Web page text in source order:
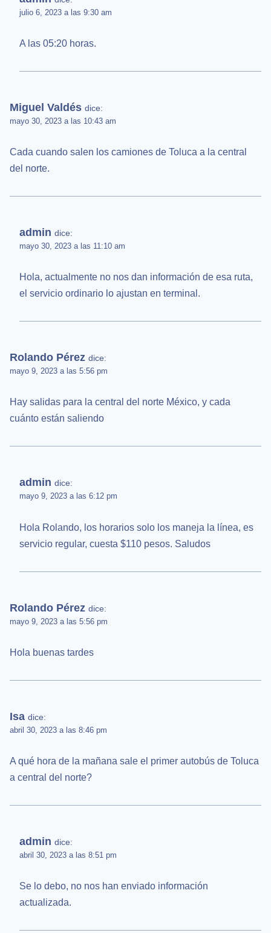
julio 6, 2023 a las 9:30 am
A las 05:20 horas.
Miguel Valdés dice:
mayo 30, 2023 a las 10:43 am
Cada cuando salen los camiones de Toluca a la central
del norte.
admin dice:
mayo 30, 2023 a las 11:10 am
Hola, actualmente no nos dan información de esa ruta,
el servicio ordinario lo ajustan en terminal.
Rolando Pérez dice:
mayo 9, 2023 a las 5:56 pm
Hay salidas para la central del norte México, y cada
cuánto están saliendo
admin dice:
mayo 9, 2023 a las 6:12 pm
Hola Rolando, los horarios solo los maneja la línea, es
servicio regular, cuesta $110 pesos. Saludos
Rolando Pérez dice:
mayo 9, 2023 a las 5:56 pm
Hola buenas tardes
Isa dice:
abril 30, 2023 a las 8:46 pm
A qué hora de la mañana sale el primer autobús de Toluca
a central del norte?
admin dice:
abril 30, 2023 a las 8:51 pm
Se lo debo, no nos han enviado información
actualizada.